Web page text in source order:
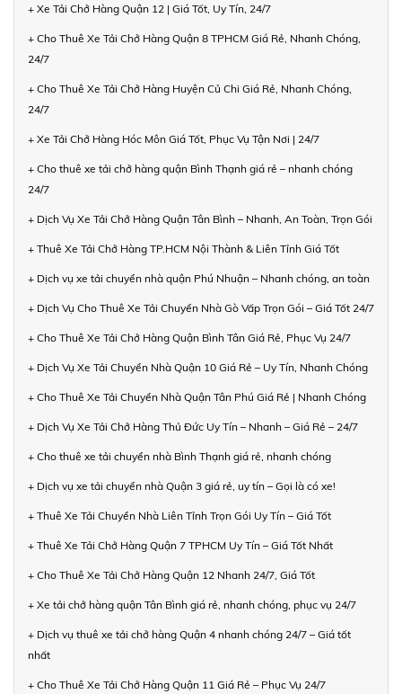
+ Xe Tải Chở Hàng Quận 12 | Giá Tốt, Uy Tín, 24/7
+ Cho Thuê Xe Tải Chở Hàng Quận 8 TPHCM Giá Rẻ, Nhanh Chóng,
24/7
+ Cho Thuê Xe Tải Chở Hàng Huyện Củ Chi Giá Rẻ, Nhanh Chóng,
24/7
+ Xe Tải Chở Hàng Hóc Môn Giá Tốt, Phục Vụ Tận Nơi | 24/7
+ Cho thuê xe tải chở hàng quận Bình Thạnh giá rẻ – nhanh chóng
24/7
+ Dịch Vụ Xe Tải Chở Hàng Quận Tân Bình – Nhanh, An Toàn, Trọn Gói
+ Thuê Xe Tải Chở Hàng TP.HCM Nội Thành & Liên Tỉnh Giá Tốt
+ Dịch vụ xe tải chuyển nhà quận Phú Nhuận – Nhanh chóng, an toàn
+ Dịch Vụ Cho Thuê Xe Tải Chuyển Nhà Gò Vấp Trọn Gói – Giá Tốt 24/7
+ Cho Thuê Xe Tải Chở Hàng Quận Bình Tân Giá Rẻ, Phục Vụ 24/7
+ Dịch Vụ Xe Tải Chuyển Nhà Quận 10 Giá Rẻ – Uy Tín, Nhanh Chóng
+ Cho Thuê Xe Tải Chuyển Nhà Quận Tân Phú Giá Rẻ | Nhanh Chóng
+ Dịch Vụ Xe Tải Chở Hàng Thủ Đức Uy Tín – Nhanh – Giá Rẻ – 24/7
+ Cho thuê xe tải chuyển nhà Bình Thạnh giá rẻ, nhanh chóng
+ Dịch vụ xe tải chuyển nhà Quận 3 giá rẻ, uy tín – Gọi là có xe!
+ Thuê Xe Tải Chuyển Nhà Liên Tỉnh Trọn Gói Uy Tín – Giá Tốt
+ Thuê Xe Tải Chở Hàng Quận 7 TPHCM Uy Tín – Giá Tốt Nhất
+ Cho Thuê Xe Tải Chở Hàng Quận 12 Nhanh 24/7, Giá Tốt
+ Xe tải chở hàng quận Tân Bình giá rẻ, nhanh chóng, phục vụ 24/7
+ Dịch vụ thuê xe tải chở hàng Quận 4 nhanh chóng 24/7 – Giá tốt
nhất
+ Cho Thuê Xe Tải Chở Hàng Quận 11 Giá Rẻ – Phục Vụ 24/7